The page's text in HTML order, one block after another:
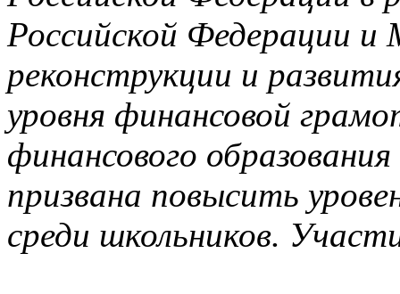
Российской Федерации и
реконструкции и
уровня финансовой
финансового
призвана повысить
среди школьников.